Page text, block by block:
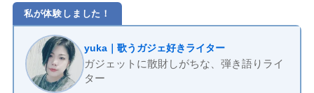
私が体験しました！
yuka｜歌うガジェ好きライター
ガジェットに散財しがちな、弾き語りライ
ター